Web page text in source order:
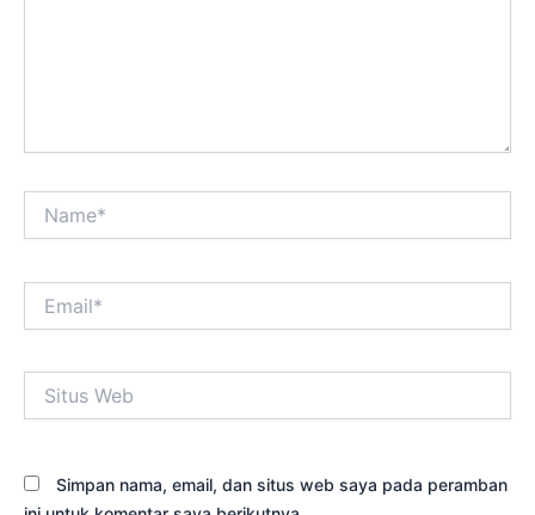
Web
Simpan nama, email, dan situs web saya pada peramban